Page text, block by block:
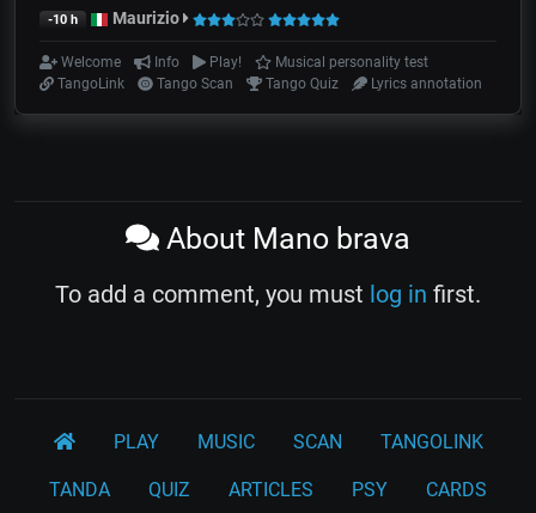
-10 h Maurizio
Welcome Info Play!
Musical personality test
TangoLink
Tango Scan Tango Quiz Lyrics annotation
About Mano brava
To add a comment, you must log in first.
PLAY MUSIC SCAN TANGOLINK
TANDA QUIZ ARTICLES PSY CARDS